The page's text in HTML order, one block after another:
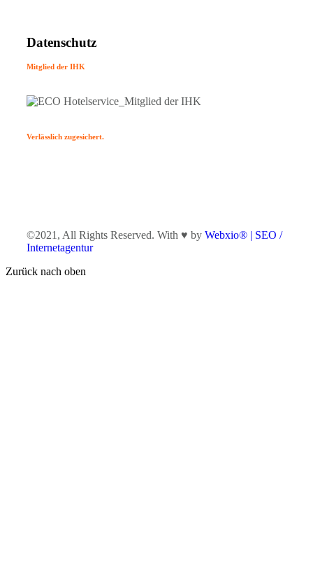
Datenschutz
Mitglied der IHK
Verlässlich zugesichert.
©2021, All Rights Reserved. With ♥ by Webxio® | SEO /
Internetagentur
Zurück nach oben